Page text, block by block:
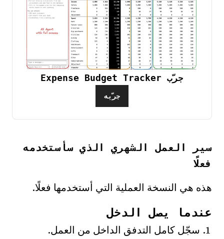
جرّب Expense Budget Tracker
جرّبه
سير العمل الشهري الذي سأستخدمه
فعلًا
هذه هي النسخة العملية التي أستخدمها فعلًا.
عندما يصل الدخل
سجّل كامل التدفق الداخل من العمل.